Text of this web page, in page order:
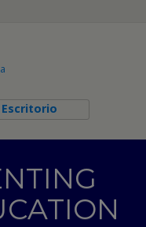
Escritorio